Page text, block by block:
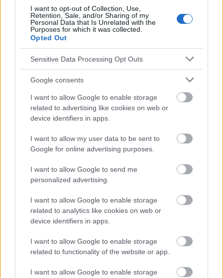
I want to opt-out of Collection, Use,
Retention, Sale, and/or Sharing of my
Personal Data that Is Unrelated with the
Purposes for which it was collected.
Opted Out
Sensitive Data Processing Opt Outs
Google consents
I want to allow Google to enable storage
related to advertising like cookies on web or
device identifiers in apps.
I want to allow my user data to be sent to
Google for online advertising purposes.
I want to allow Google to send me
personalized advertising.
I want to allow Google to enable storage
related to analytics like cookies on web or
device identifiers in apps.
I want to allow Google to enable storage
related to functionality of the website or app.
I want to allow Google to enable storage
Puissance musculaire Réduction du stress
Santé mentale
Système cardiovasculaire
Voir aussi en english polskim
Le contenu et les documents de ce site Web sont éducatifs et
responsables des effets de leur utilisation. Avant d'utiliser les
conseils et astuces contenus dans le site, vous devez